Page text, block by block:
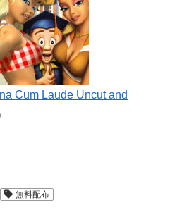
Cum Laude Uncut and
無料配布